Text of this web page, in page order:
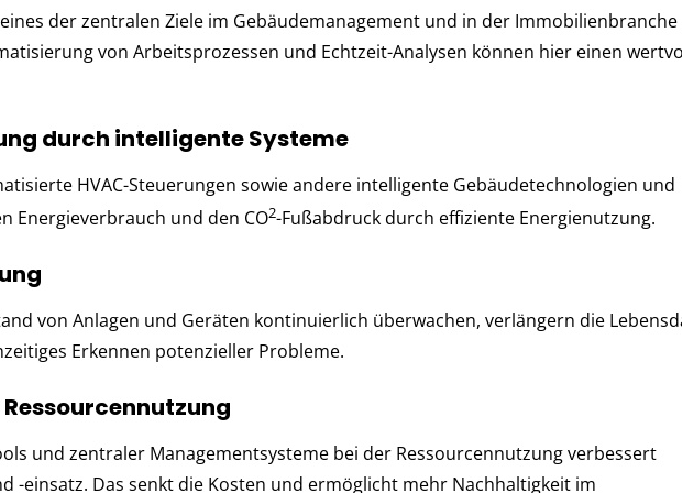
der zentralen Ziele im Gebäudemanagement und in der Immobilienbranche
von Arbeitsprozessen und Echtzeit-Analysen können hier einen
durch intelligente Systeme
HVAC-Steuerungen sowie andere intelligente Gebäudetechnologien und
Energieverbrauch und den CO2-Fußabdruck durch effiziente Energienutzung.
von Anlagen und Geräten kontinuierlich überwachen, verlängern die
Erkennen potenzieller Probleme.
und zentraler Managementsysteme bei der Ressourcennutzung verbessert
-einsatz. Das senkt die Kosten und ermöglicht mehr Nachhaltigkeit im